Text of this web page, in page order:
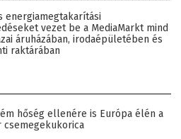
energiamegtakarítási
vezet be a MediaMarkt mind
áruházában, irodaépületében és
raktárában
hőség ellenére is Európa élén a
csemegekukorica